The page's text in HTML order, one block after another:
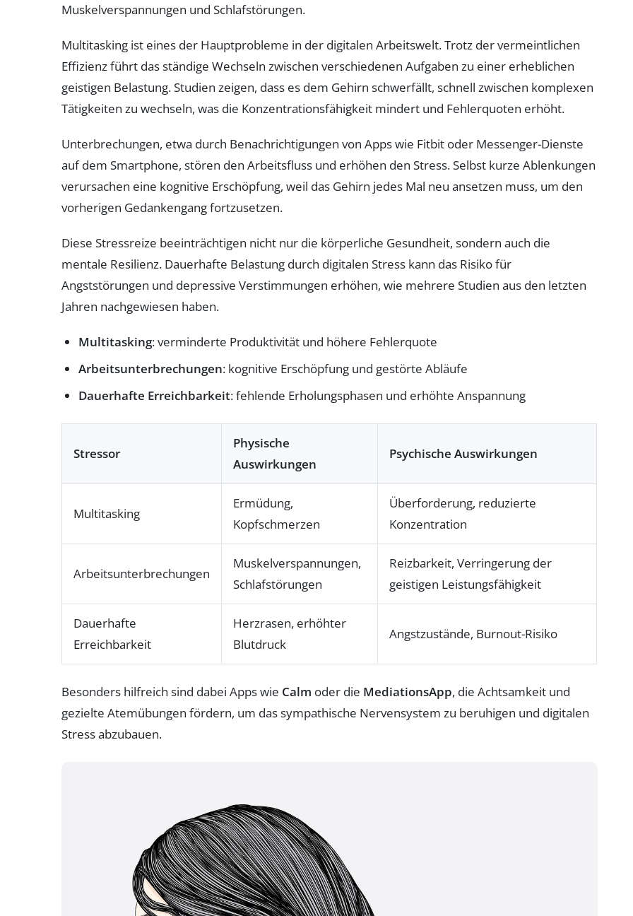
Muskelverspannungen und Schlafstörungen.
Multitasking ist eines der Hauptprobleme in der digitalen Arbeitswelt. Trotz der vermeintlichen
Effizienz führt das ständige Wechseln zwischen verschiedenen Aufgaben zu einer erheblichen
geistigen Belastung. Studien zeigen, dass es dem Gehirn schwerfällt, schnell zwischen komplexen
Tätigkeiten zu wechseln, was die Konzentrationsfähigkeit mindert und Fehlerquoten erhöht.
Unterbrechungen, etwa durch Benachrichtigungen von Apps wie Fitbit oder Messenger-Dienste
auf dem Smartphone, stören den Arbeitsfluss und erhöhen den Stress. Selbst kurze Ablenkungen
verursachen eine kognitive Erschöpfung, weil das Gehirn jedes Mal neu ansetzen muss, um den
vorherigen Gedankengang fortzusetzen.
Diese Stressreize beeinträchtigen nicht nur die körperliche Gesundheit, sondern auch die
mentale Resilienz. Dauerhafte Belastung durch digitalen Stress kann das Risiko für
Angststörungen und depressive Verstimmungen erhöhen, wie mehrere Studien aus den letzten
Jahren nachgewiesen haben.
Multitasking: verminderte Produktivität und höhere Fehlerquote
Arbeitsunterbrechungen: kognitive Erschöpfung und gestörte Abläufe
Dauerhafte Erreichbarkeit: fehlende Erholungsphasen und erhöhte Anspannung
Stressor
Physische
Auswirkungen
Psychische Auswirkungen
Multitasking
Ermüdung,
Kopfschmerzen
Überforderung, reduzierte
Konzentration
Arbeitsunterbrechungen
Muskelverspannungen,
Schlafstörungen
Reizbarkeit, Verringerung der
geistigen Leistungsfähigkeit
Dauerhafte
Erreichbarkeit
Herzrasen, erhöhter
Blutdruck
Angstzustände, Burnout-Risiko
Besonders hilfreich sind dabei Apps wie Calm oder die MediationsApp, die Achtsamkeit und
gezielte Atemübungen fördern, um das sympathische Nervensystem zu beruhigen und digitalen
Stress abzubauen.